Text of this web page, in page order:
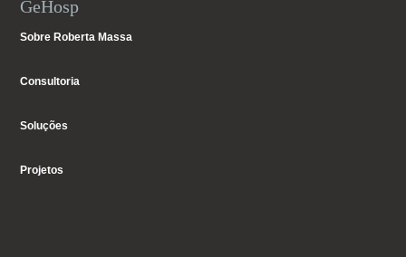
GeHosp
Sobre Roberta Massa
Consultoria
Soluções
Projetos